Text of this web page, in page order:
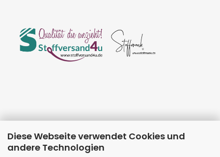
Diese Webseite verwendet Cookies und
andere Technologien